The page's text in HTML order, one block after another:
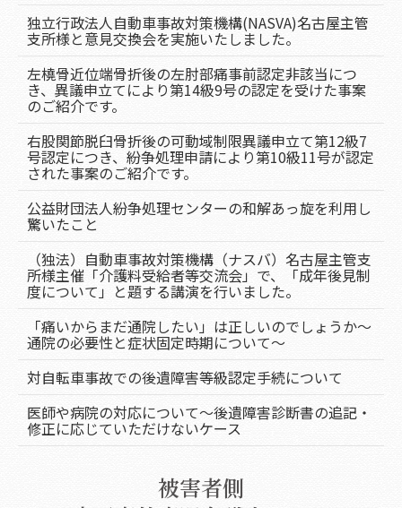
独立行政法人自動車事故対策機構(NASVA)名古屋主管
支所様と意見交換会を実施いたしました。
左橈骨近位端骨折後の左肘部痛事前認定非該当につ
き、異議申立てにより第14級9号の認定を受けた事案
のご紹介です。
右股関節脱臼骨折後の可動域制限異議申立て第12級7
号認定につき、紛争処理申請により第10級11号が認定
された事案のご紹介です。
公益財団法人紛争処理センターの和解あっ旋を利用し
驚いたこと
（独法）自動車事故対策機構（ナスバ）名古屋主管支
所様主催「介護料受給者等交流会」で、「成年後見制
度について」と題する講演を行いました。
「痛いからまだ通院したい」は正しいのでしょうか～
通院の必要性と症状固定時期について～
対自転車事故での後遺障害等級認定手続について
医師や病院の対応について～後遺障害診断書の追記・
修正に応じていただけないケース
被害者側